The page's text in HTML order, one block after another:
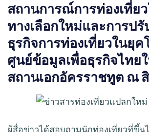
สถานการณ์การท่องเที่ย
ทางเลือกใหม่และการป
ธุรกิจการท่องเที่ยวในยุค
ศูนย์ข้อมูลเพื่อธุรกิจไทย
สถานเอกอัครราชทูต ณ
ผู้สื่อข่าวได้สอบถามนักท่องเที่ยวที่ขึ้น